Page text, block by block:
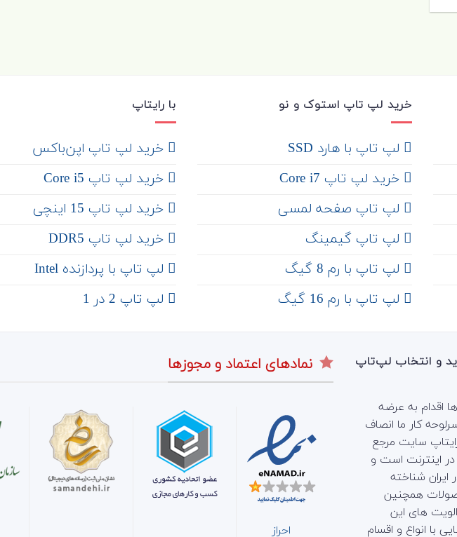
خرید لپ تاپ استوک و نو
لپ تاپ با هارد SSD
خرید لپ تاپ Core i7
لپ تاپ صفحه لمسی
لپ تاپ گیمینگ
لپ تاپ با رم 8 گیگ
لپ تاپ با رم 16 گیگ
با رایتاپ
‌ خرید لپ تاپ اپن‌باکس
خرید لپ تاپ Core i5
‌‌ خرید لپ تاپ 15 اینچی
خرید لپ تاپ DDR5
لپ تاپ با پردازنده Intel
لپ تاپ 2 در 1
و انتخاب لپ‌تاپ
اقدام به عرضه
کار ما انصاف
سایت مرجع
اینترنت است و
در ایران شناخته
همچنین
های این
با انواع و اقسام
نمادهای اعتماد و مجوزها
احراز